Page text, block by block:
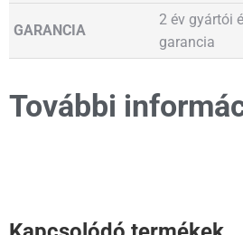
GARANCIA
2 év gyártói
garancia
További